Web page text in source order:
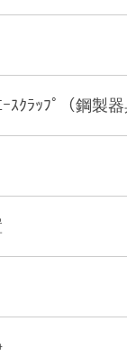
ｽｸﾗｯﾌﾟ（鋼製器